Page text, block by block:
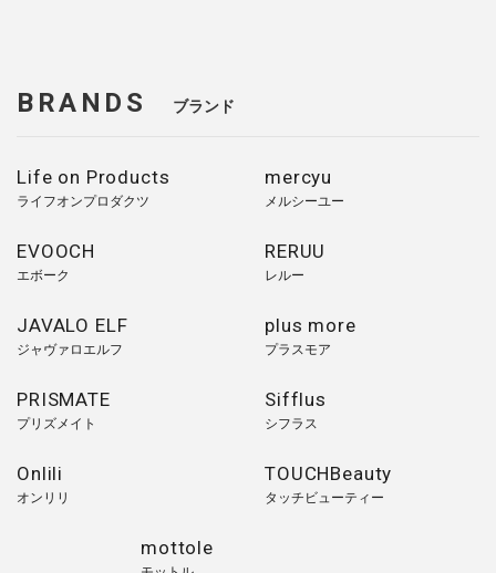
BRANDS ブランド
Life on Products
ライフオンプロダクツ
mercyu
メルシーユー
EVOOCH
エボーク
RERUU
レルー
JAVALO ELF
ジャヴァロエルフ
plus more
プラスモア
PRISMATE
プリズメイト
Sifflus
シフラス
Onlili
オンリリ
TOUCHBeauty
タッチビューティー
mottole